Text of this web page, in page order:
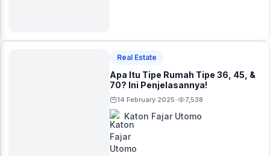
Real Estate
Apa Itu Tipe Rumah Tipe 36, 45, &
70? Ini Penjelasannya!
14 February 2025• 7,538
Katon Fajar Utomo